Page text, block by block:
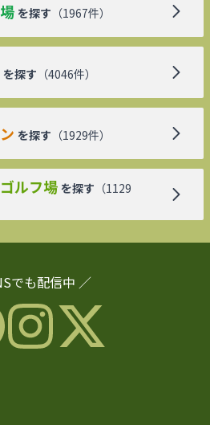
を探す （1967件）
を探す （4046件）
を探す （1929件）
ルフ場 を探す （1129
でも配信中 ／